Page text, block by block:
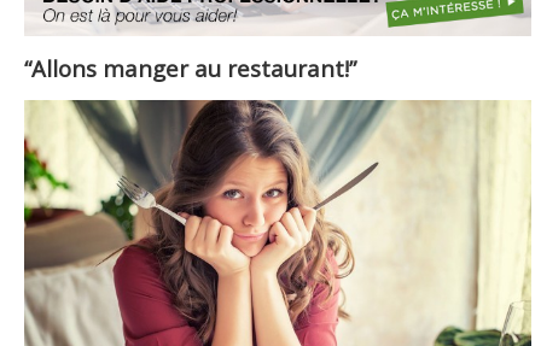
“Allons manger au restaurant!”